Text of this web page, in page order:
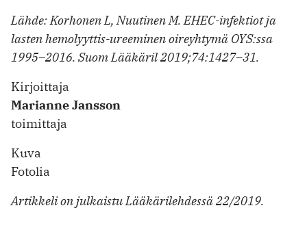
Lähde: Korhonen L, Nuutinen M. EHEC-infektiot ja
lasten hemolyyttis-ureeminen oireyhtymä OYS:ssa
1995–2016. Suom Lääkäril 2019;74:1427–31.
Kirjoittaja
Marianne Jansson
toimittaja
Kuva
Fotolia
Artikkeli on julkaistu Lääkärilehdessä 22/2019.